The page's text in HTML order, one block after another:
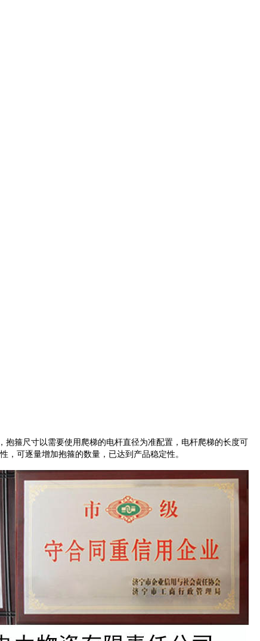
箍尺寸以需要使用爬梯的电杆直径为准配置，电杆爬梯的长度可
可逐量增加抱箍的数量，已达到产品稳定性。